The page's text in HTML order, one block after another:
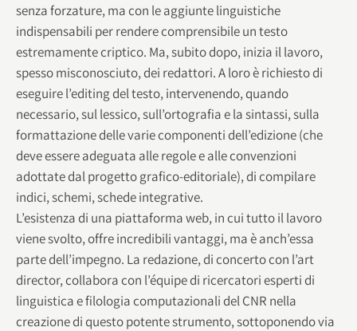
senza forzature, ma con le aggiunte linguistiche
indispensabili per rendere comprensibile un testo
estremamente criptico. Ma, subito dopo, inizia il lavoro,
spesso misconosciuto, dei redattori. A loro è richiesto di
eseguire l’editing del testo, intervenendo, quando
necessario, sul lessico, sull’ortografia e la sintassi, sulla
formattazione delle varie componenti dell’edizione (che
deve essere adeguata alle regole e alle convenzioni
adottate dal progetto grafico-editoriale), di compilare
indici, schemi, schede integrative.
L’esistenza di una piattaforma web, in cui tutto il lavoro
viene svolto, offre incredibili vantaggi, ma è anch’essa
parte dell’impegno. La redazione, di concerto con l’art
director, collabora con l’équipe di ricercatori esperti di
linguistica e filologia computazionali del CNR nella
creazione di questo potente strumento, sottoponendo via